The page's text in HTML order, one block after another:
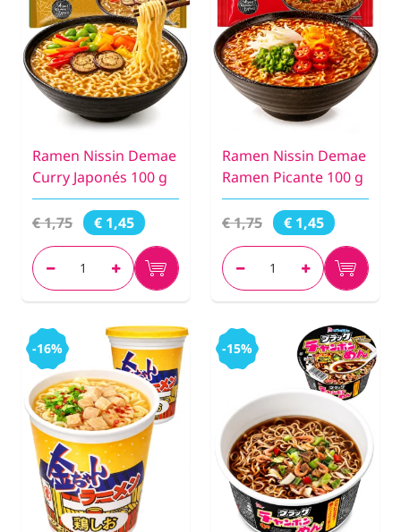
Ramen Nissin Demae
Curry Japonés 100 g
€ 1,75 € 1,45
Ramen Nissin Demae
Ramen Picante 100 g
€ 1,75 € 1,45
-16% -15%